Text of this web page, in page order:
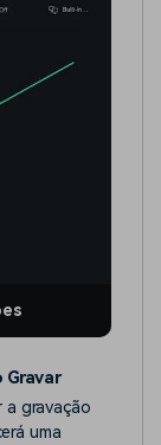
Gravar
a gravação
uma